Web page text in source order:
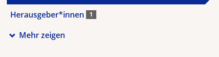
Herausgeber*innen 1
Mehr zeigen